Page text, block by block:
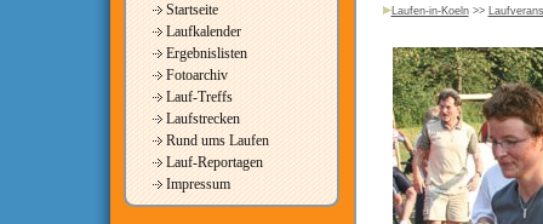
Startseite
Laufkalender
Ergebnislisten
Fotoarchiv
Lauf-Treffs
Laufstrecken
Rund ums Laufen
Lauf-Reportagen
Impressum
Laufen-in-Koeln>>